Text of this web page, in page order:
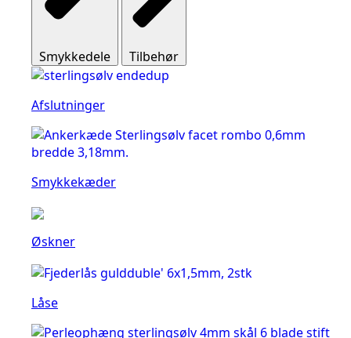
Smykkedele Tilbehør
Afslutninger
Smykkekæder
Øskner
Låse